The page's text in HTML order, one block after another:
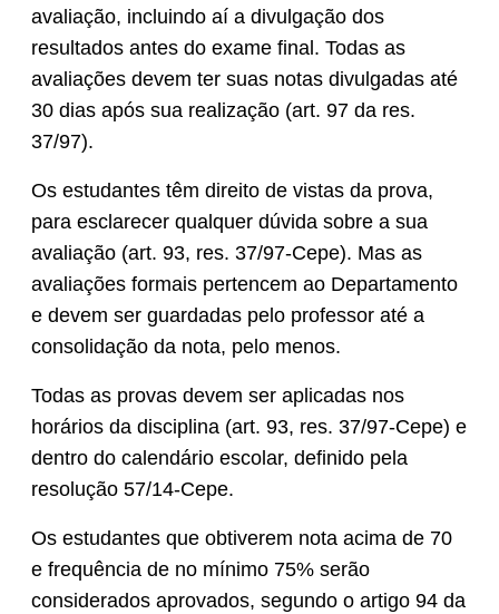
avaliação, incluindo aí a divulgação dos
resultados antes do exame final. Todas as
avaliações devem ter suas notas divulgadas até
30 dias após sua realização (art. 97 da res.
37/97).
Os estudantes têm direito de vistas da prova,
para esclarecer qualquer dúvida sobre a sua
avaliação (art. 93, res. 37/97-Cepe). Mas as
avaliações formais pertencem ao Departamento
e devem ser guardadas pelo professor até a
consolidação da nota, pelo menos.
Todas as provas devem ser aplicadas nos
horários da disciplina (art. 93, res. 37/97-Cepe) e
dentro do calendário escolar, definido pela
resolução 57/14-Cepe.
Os estudantes que obtiverem nota acima de 70
e frequência de no mínimo 75% serão
considerados aprovados, segundo o artigo 94 da